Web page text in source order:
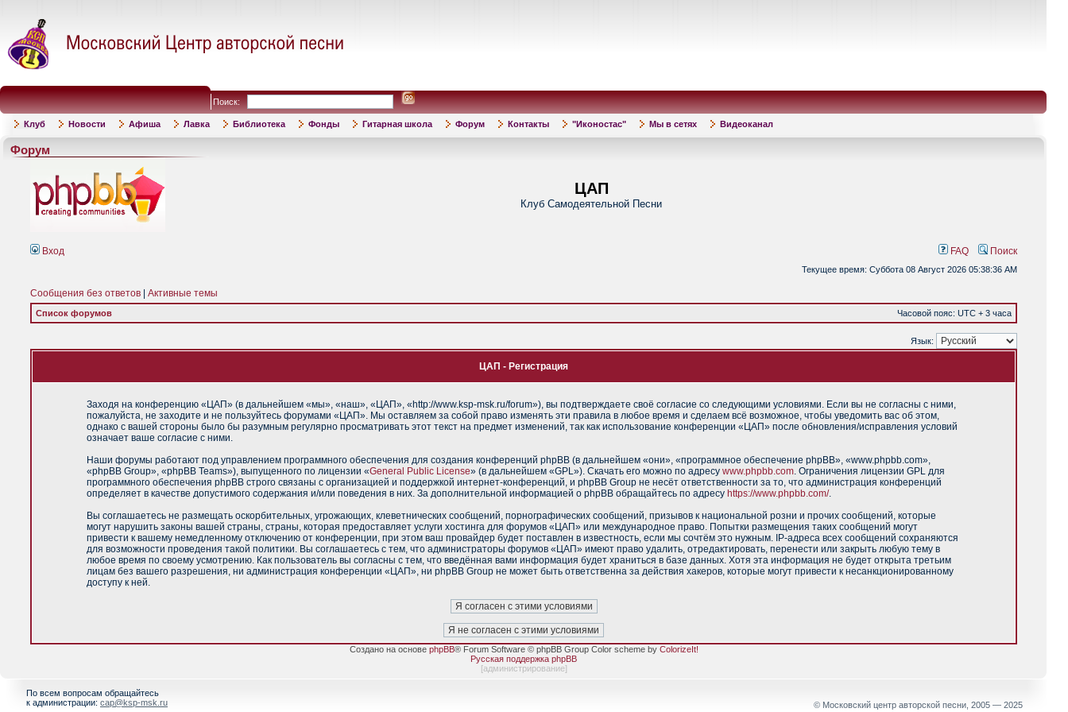
Поиск:
Клуб Новости Афиша Лавка Библиотека Фонды Гитарная школа Форум Контакты "Иконостас" Мы в сетях Видеоканал
Форум
ЦАП
Клуб Самодеятельной Песни
Вход FAQ Поиск
Текущее время: Суббота 08 Август 2026 05:38:36 AM
Сообщения без ответов Активные темы
Список форумов Часовой пояс: UTC + 3 часа
Язык:
ЦАП - Регистрация
Заходя на конференцию «ЦАП» (в дальнейшем «мы», «наш», «ЦАП», «http://www.ksp-msk.ru/forum»), вы подтверждаете своё согласие со следующими условиями. Если вы не согласны с ними,
пожалуйста, не заходите и не пользуйтесь форумами «ЦАП». Мы оставляем за собой право изменять эти правила в любое время и сделаем всё возможное, чтобы уведомить вас об этом,
однако с вашей стороны было бы разумным регулярно просматривать этот текст на предмет изменений, так как использование конференции «ЦАП» после обновления/исправления условий
означает ваше согласие с ними.
Наши форумы работают под управлением программного обеспечения для создания конференций phpBB (в дальнейшем «они», «программное обеспечение phpBB», «www.phpbb.com»,
«phpBB Group», «phpBB Teams»), выпущенного по лицензии «General Public License» (в дальнейшем «GPL»). Скачать его можно по адресу www.phpbb.com. Ограничения лицензии GPL для
программного обеспечения phpBB строго связаны с организацией и поддержкой интернет-конференций, и phpBB Group не несёт ответственности за то, что администрация конференций
определяет в качестве допустимого содержания и/или поведения в них. За дополнительной информацией о phpBB обращайтесь по адресу https://www.phpbb.com/.
Вы соглашаетесь не размещать оскорбительных, угрожающих, клеветнических сообщений, порнографических сообщений, призывов к национальной розни и прочих сообщений, которые
могут нарушить законы вашей страны, страны, которая предоставляет услуги хостинга для форумов «ЦАП» или международное право. Попытки размещения таких сообщений могут
привести к вашему немедленному отключению от конференции, при этом ваш провайдер будет поставлен в известность, если мы сочтём это нужным. IP-адреса всех сообщений сохраняются
для возможности проведения такой политики. Вы соглашаетесь с тем, что администраторы форумов «ЦАП» имеют право удалить, отредактировать, перенести или закрыть любую тему в
любое время по своему усмотрению. Как пользователь вы согласны с тем, что введённая вами информация будет храниться в базе данных. Хотя эта информация не будет открыта третьим
лицам без вашего разрешения, ни администрация конференции «ЦАП», ни phpBB Group не может быть ответственна за действия хакеров, которые могут привести к несанкционированному
доступу к ней.
Создано на основе phpBB® Forum Software © phpBB Group Color scheme by ColorizeIt!
Русская поддержка phpBB
[администрирование]
По всем вопросам обращайтесь
к администрации: cap@ksp-msk.ru © Московский центр авторской песни, 2005 — 2025